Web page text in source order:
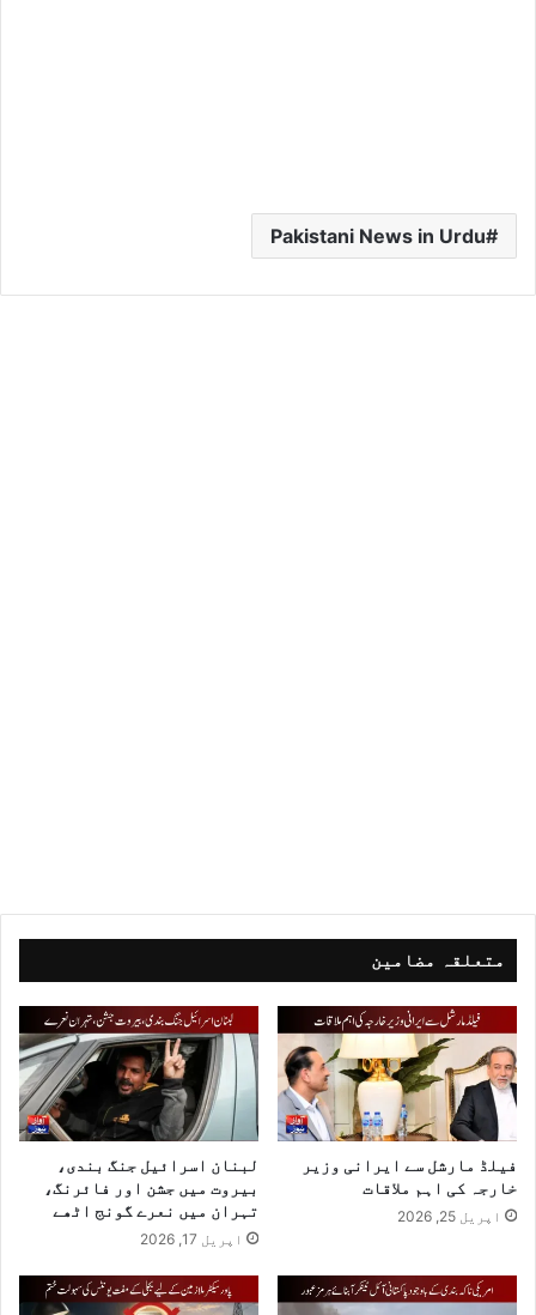
Pakistani News in Urdu
متعلقہ مضامین
فیلڈ مارشل سے ایرانی وزیر
خارجہ کی اہم ملاقات
اپریل 25, 2026
لبنان اسرائیل جنگ بندی،
بیروت میں جشن اور فائرنگ،
تہران میں نعرے گونج اٹھے
اپریل 17, 2026